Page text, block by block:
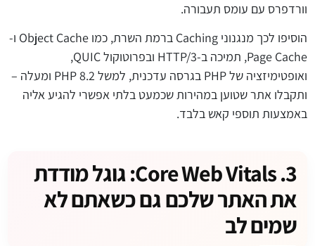
וורדפרס עם עומס תעבורה.
הוסיפו לכך מנגנוני Caching ברמת השרת, כמו Object Cache ו-
Page Cache, תמיכה ב-HTTP/3 ובפרוטוקול QUIC,
ואופטימיזציה של PHP בגרסה עדכנית, למשל PHP 8.2 ומעלה –
ותקבלו אתר שטוען במהירות שכמעט בלתי אפשרי להגיע אליה
באמצעות תוספי קאש בלבד.
3. Core Web Vitals: גוגל מודדת
את האתר שלכם גם כשאתם לא
שמים לב